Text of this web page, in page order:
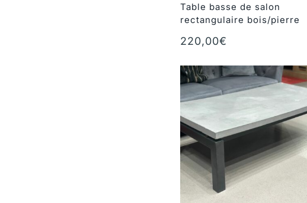
Table basse de salon
rectangulaire bois/pierre
220,00€